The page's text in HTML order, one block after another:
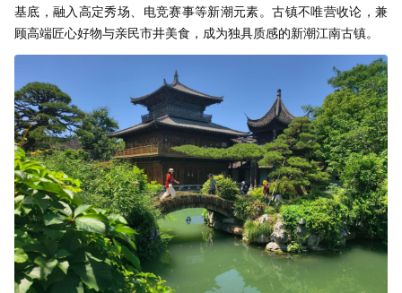
基底，融入高定秀场、电竞赛事等新潮元素。古镇不唯营收论，兼
顾高端匠心好物与亲民市井美食，成为独具质感的新潮江南古镇。